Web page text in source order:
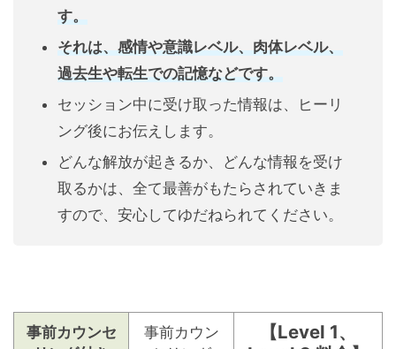
す。
それは、感情や意識レベル、肉体レベル、
過去生や転生での記憶などです。
セッション中に受け取った情報は、ヒーリ
ング後にお伝えします。
どんな解放が起きるか、どんな情報を受け
取るかは、全て最善がもたらされていきま
すので、安心してゆだねられてください。
事前カウンセ
事前カウン
【Level 1、